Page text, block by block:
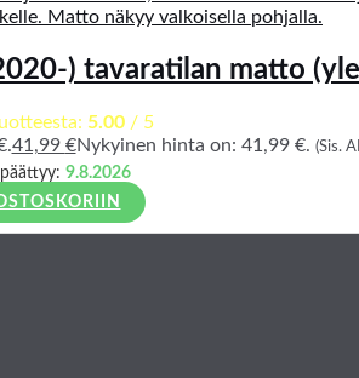
) tavaratilan matto
5.00/ 5
41,99 €Nykyinen hinta on: 41,99 €. (Sis.
9.8.2026